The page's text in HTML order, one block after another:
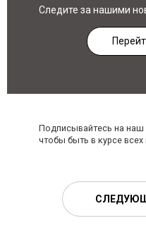
Следите за нашими
Подписывайтесь на наш
чтобы быть в курсе